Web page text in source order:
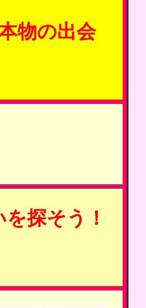
物の出会
探そう！